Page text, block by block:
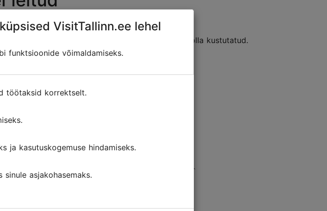
kui sisu on üle viidud teise asukohta; sisu võib olla kustutatud.
mis võivad otsitut sisaldada:
VisitTallinn.ee lehel
funktsioonide võimaldamiseks.
töötaksid korrektselt.
ja kasutuskogemuse hindamiseks.
sinule asjakohasemaks.